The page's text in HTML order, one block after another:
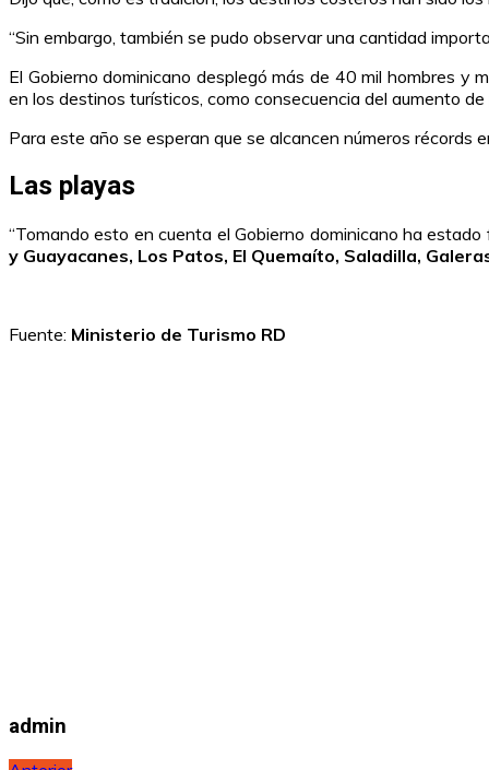
“Sin embargo, también se pudo observar una cantidad
El Gobierno dominicano desplegó más de 40 mil hombres y
en los destinos turísticos, como consecuencia del aumento
Para este año se esperan que se alcancen números récords
Las playas
“Tomando esto en cuenta el Gobierno dominicano ha
y Guayacanes, Los Patos, El Quemaíto, Saladilla,
Fuente: Ministerio de Turismo RD
admin